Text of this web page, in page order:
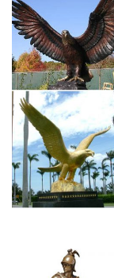
гарантией,
Хай-Тек.Другие
статуэтка собака
Статуэтка
Статуэтка
Екатеринбурге с
бульдог" большой
детям.Форма
Фигурки,
У нас можно
собак.Новости
Сувениры из